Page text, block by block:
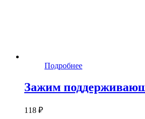
Подробнее
Зажим
118 ₽